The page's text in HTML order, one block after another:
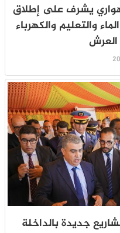
يشرف على إطلاق
والتعليم والكهرباء
العرش
جديدة بالداخلة